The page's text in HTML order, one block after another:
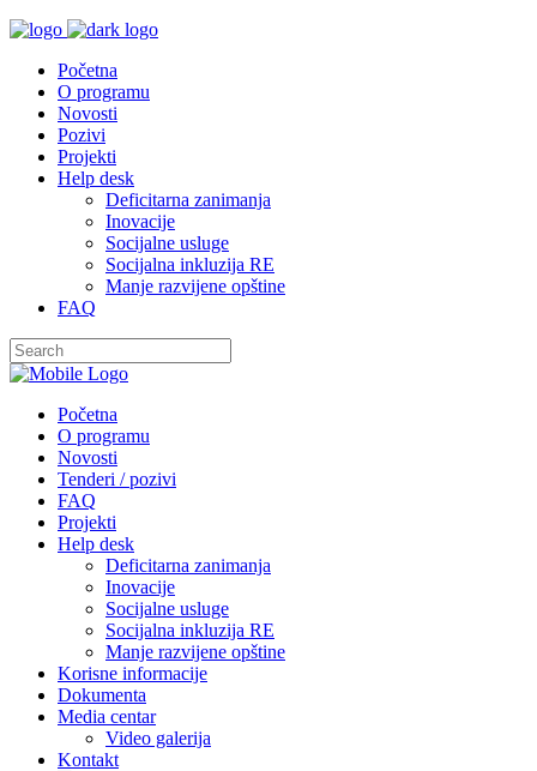
Početna
O programu
Novosti
Pozivi
Projekti
Help desk
Deficitarna zanimanja
Inovacije
Socijalne usluge
Socijalna inkluzija RE
Manje razvijene opštine
FAQ
Početna
O programu
Novosti
Tenderi / pozivi
FAQ
Projekti
Help desk
Deficitarna zanimanja
Inovacije
Socijalne usluge
Socijalna inkluzija RE
Manje razvijene opštine
Korisne informacije
Dokumenta
Media centar
Video galerija
Kontakt